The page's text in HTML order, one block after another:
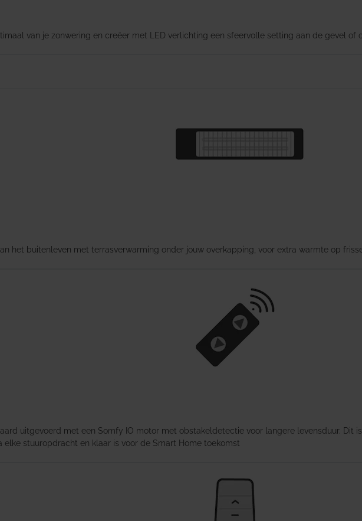
van je zonwering en creëer met LED verlichting een sfeervolle setting aan de gevel of
het buitenleven met terrasverwarming onder jouw overkapping, voor extra warmte op
uitgevoerd met een Somfy IO motor met obstakeldetectie voor langere levensduur.
stuuropdracht en klaar is voor de Smart Home toekomst